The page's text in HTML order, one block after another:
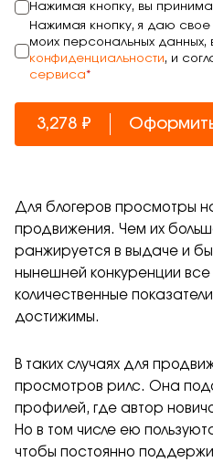
Нажимая кнопку, вы
Нажимая кнопку, я даю
моих персональных данных,
конфиденциальности, и
сервиса*
3,278 ₽
Для блогеров просмотры
продвижения. Чем их
ранжируется в выдаче и
нынешней конкуренции
количественные
достижимы.
В таких случаях для
просмотров рилс. Она
профилей, где автор
Но в том числе ею
чтобы постоянно